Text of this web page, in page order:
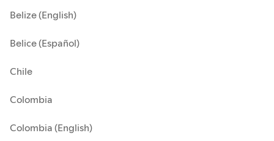
Belize (English)
Belice (Español)
Chile
Colombia
Colombia (English)